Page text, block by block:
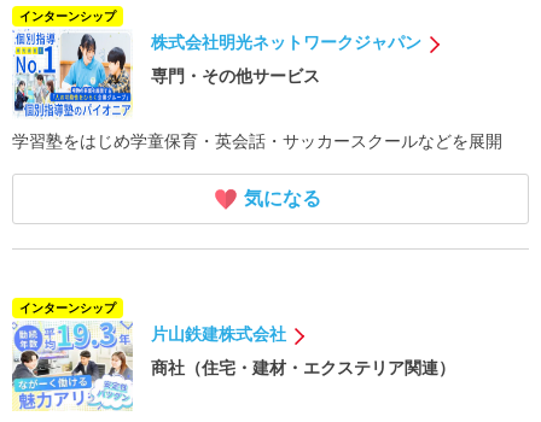
インターンシップ
株式会社明光ネットワークジャパン
専門・その他サービス
学習塾をはじめ学童保育・英会話・サッカースクールなどを展開
気になる
インターンシップ
片山鉄建株式会社
商社（住宅・建材・エクステリア関連）